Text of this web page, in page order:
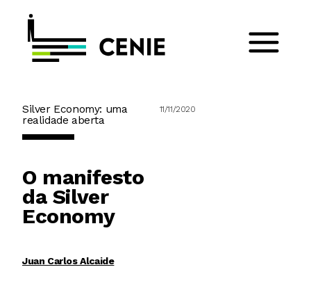
Silver Economy: uma
realidade aberta
11/11/2020
O manifesto
da Silver
Economy
Juan Carlos Alcaide